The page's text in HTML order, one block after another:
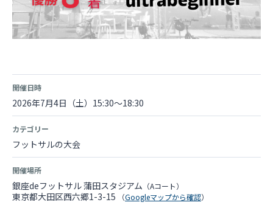
開催日時
2026年7月4日（土）15:30～18:30
カテゴリー
フットサルの大会
開催場所
銀座deフットサル 蒲田スタジアム （Aコート）
東京都大田区西六郷1-3-15 （Googleマップから確認）